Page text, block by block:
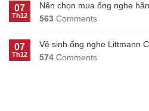
07
Th12
Nên chọn mua ống nghe
563 Comments
07
Th12
Vệ sinh ống nghe Littmann
574 Comments